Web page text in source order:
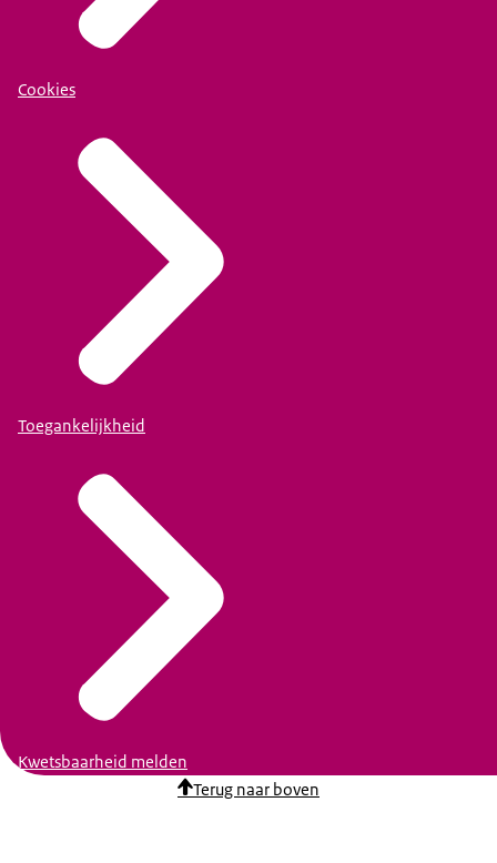
Cookies
Toegankelijkheid
Kwetsbaarheid melden
Terug naar boven